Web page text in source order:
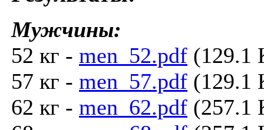
Мужчины:
52 кг - men_52.pdf (129.1
57 кг - men_57.pdf (129.1
62 кг - men_62.pdf (257.1